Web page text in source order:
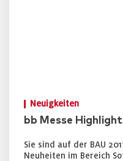
Neuigkeiten
bb Messe
Sie sind auf der BAU
Neuheiten im Bereich